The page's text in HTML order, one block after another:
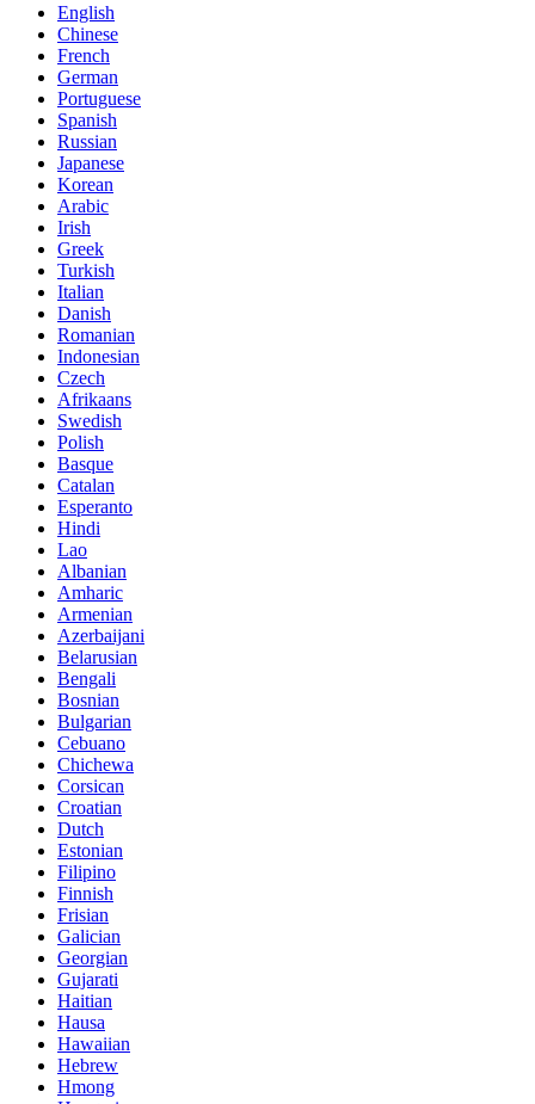
English
Chinese
French
German
Portuguese
Spanish
Russian
Japanese
Korean
Arabic
Irish
Greek
Turkish
Italian
Danish
Romanian
Indonesian
Czech
Afrikaans
Swedish
Polish
Basque
Catalan
Esperanto
Hindi
Lao
Albanian
Amharic
Armenian
Azerbaijani
Belarusian
Bengali
Bosnian
Bulgarian
Cebuano
Chichewa
Corsican
Croatian
Dutch
Estonian
Filipino
Finnish
Frisian
Galician
Georgian
Gujarati
Haitian
Hausa
Hawaiian
Hebrew
Hmong